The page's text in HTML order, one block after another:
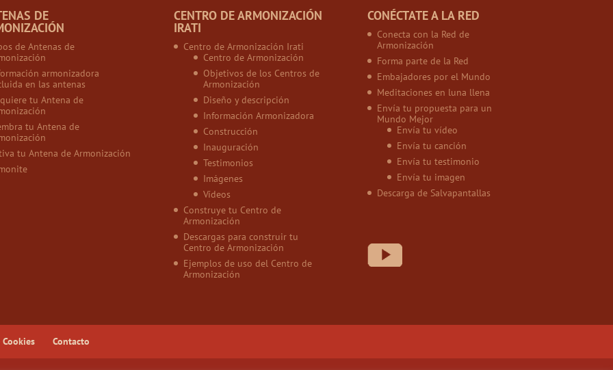
DE
de Antenas de
armonizadora
en las antenas
tu Antena de
tu Antena de
tu Antena de Armonización
CENTRO DE ARMONIZACIÓN
IRATI
Centro de Armonización Irati
Centro de Armonización
Objetivos de los Centros de
Armonización
Diseño y descripción
Información Armonizadora
Construcción
Inauguración
Testimonios
Imágenes
Vídeos
Construye tu Centro de
Armonización
Descargas para construir tu
Centro de Armonización
Ejemplos de uso del Centro de
Armonización
CONÉCTATE A LA RED
Conecta con la Red de
Armonización
Forma parte de la Red
Embajadores por el Mundo
Meditaciones en luna llena
Envía tu propuesta para un
Mundo Mejor
Envía tu vídeo
Envía tu canción
Envía tu testimonio
Envía tu imagen
Descarga de Salvapantallas
Contacto